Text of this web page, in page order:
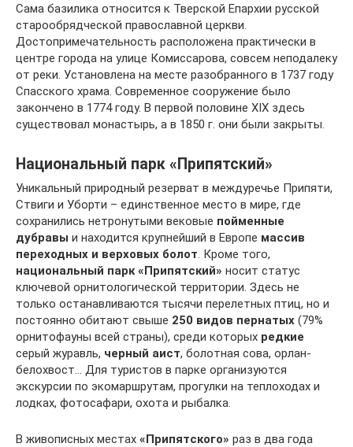
Сама базилика относится к Тверской Епархии русской
старообрядческой православной церкви.
Достопримечательность расположена практически в
центре города на улице Комиссарова, совсем неподалеку
от реки. Установлена на месте разобранного в 1737 году
Спасского храма. Современное сооружение было
закончено в 1774 году. В первой половине XIX здесь
существовал монастырь, а в 1850 г. они были закрыты.
Национальный парк «Припятский»
Уникальный природный резерват в междуречье Припяти,
Ствиги и Уборти – единственное место в мире, где
сохранились нетронутыми вековые пойменные
дубравы и находится крупнейший в Европе массив
переходных и верховых болот . Кроме того,
национальный парк «Припятский» носит статус
ключевой орнитологической территории. Здесь не
только останавливаются тысячи перелетных птиц, но и
постоянно обитают свыше 250 видов пернатых (79%
орнитофауны всей страны), среди которых редкие
серый журавль, черный аист, болотная сова, орлан-
белохвост… Для туристов в парке организуются
экскурсии по экомаршрутам, прогулки на теплоходах и
лодках, фотосафари, охота и рыбалка.
В живописных местах «Припятского» раз в два года